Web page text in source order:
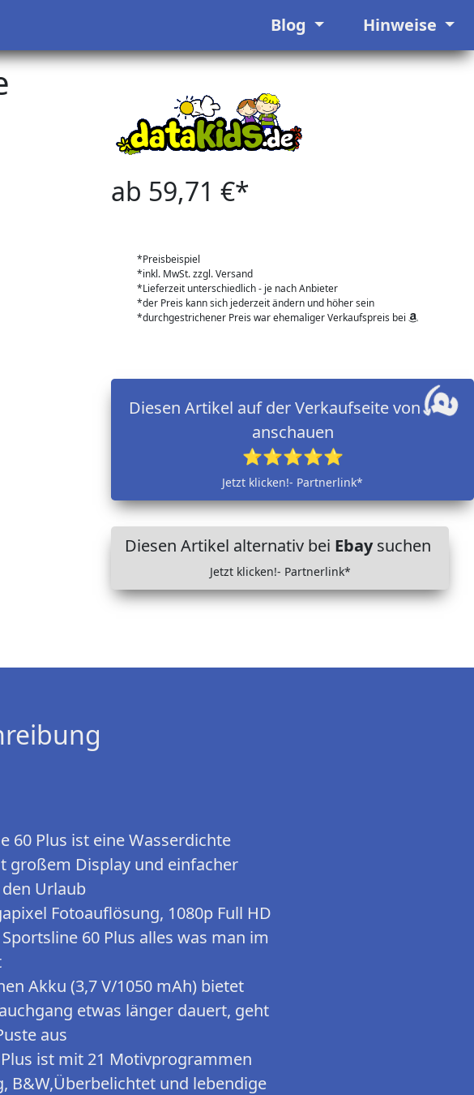
Blog Hinweise
ab 59,71 €*
*Preisbeispiel
*inkl. MwSt. zzgl. Versand
*Lieferzeit unterschiedlich - je nach Anbieter
*der Preis kann sich jederzeit ändern und höher sein
*durchgestrichener Preis war ehemaliger Verkaufspreis bei
Diesen Artikel auf der Verkaufseite von
anschauen
⭐⭐⭐⭐⭐
Jetzt klicken!- Partnerlink*
Diesen Artikel alternativ bei Ebaysuchen
Jetzt klicken!- Partnerlink*
Plus ist eine Wasserdichte
großem Display und einfacher
Urlaub
Fotoauflösung, 1080p Full HD
60 Plus alles was man im
Akku (3,7 V/1050 mAh) bietet
etwas länger dauert, geht
aus
ist mit 21 Motivprogrammen
B&W,Überbelichtet und lebendige